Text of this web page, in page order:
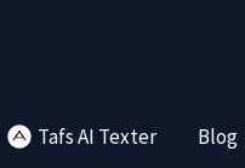
Tafs AI Texter Blog